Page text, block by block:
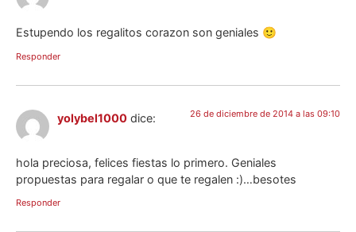
Estupendo los regalitos corazon son geniales 🙂
Responder
yolybel1000 dice: 26 de diciembre de 2014 a las 09:10
hola preciosa, felices fiestas lo primero. Geniales
propuestas para regalar o que te regalen :)…besotes
Responder